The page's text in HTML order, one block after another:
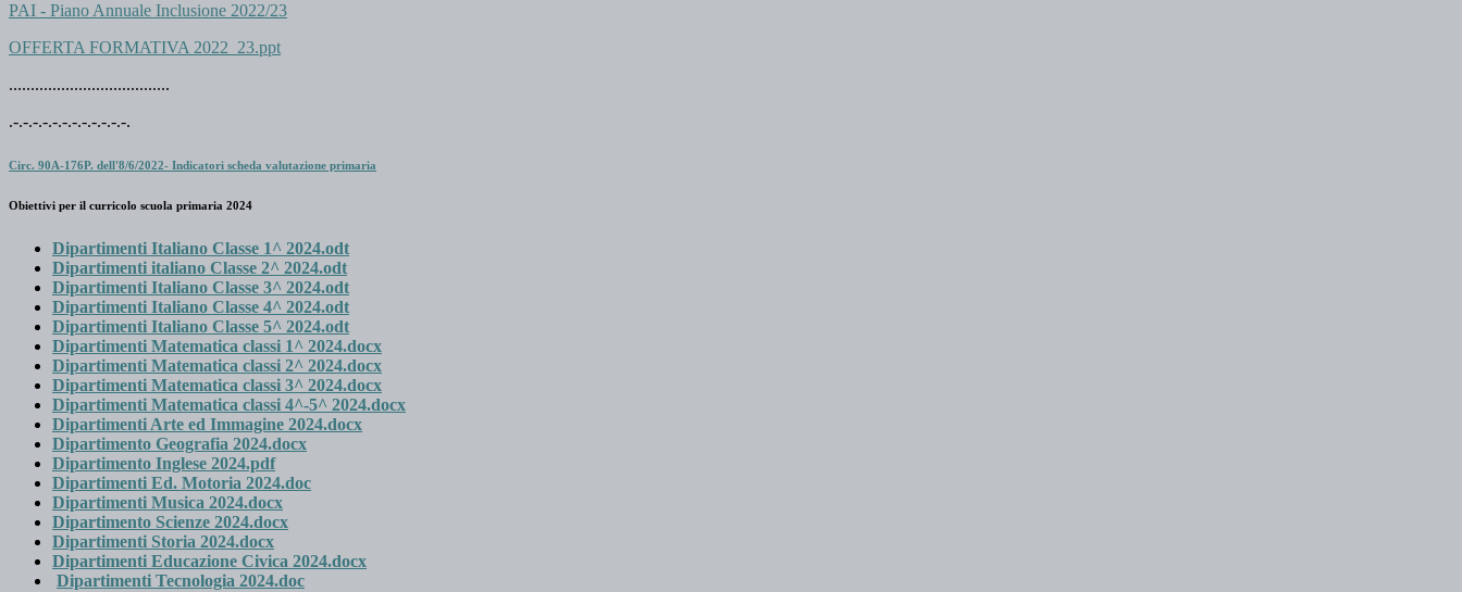
PAI - Piano Annuale Inclusione 2022/23
OFFERTA FORMATIVA 2022_23.ppt
.....................................
.-.-.-.-.-.-.-.-.-.-.-.-.
Circ. 90A-176P. dell'8/6/2022- Indicatori scheda valutazione primaria
Obiettivi per il curricolo scuola primaria 2024
Dipartimenti Italiano Classe 1^ 2024.odt
Dipartimenti italiano Classe 2^ 2024.odt
Dipartimenti Italiano Classe 3^ 2024.odt
Dipartimenti Italiano Classe 4^ 2024.odt
Dipartimenti Italiano Classe 5^ 2024.odt
Dipartimenti Matematica classi 1^ 2024.docx
Dipartimenti Matematica classi 2^ 2024.docx
Dipartimenti Matematica classi 3^ 2024.docx
Dipartimenti Matematica classi 4^-5^ 2024.docx
Dipartimenti Arte ed Immagine 2024.docx
Dipartimento Geografia 2024.docx
Dipartimento Inglese 2024.pdf
Dipartimenti Ed. Motoria 2024.doc
Dipartimenti Musica 2024.docx
Dipartimento Scienze 2024.docx
Dipartimenti Storia 2024.docx
Dipartimenti Educazione Civica 2024.docx
Dipartimenti Tecnologia 2024.doc